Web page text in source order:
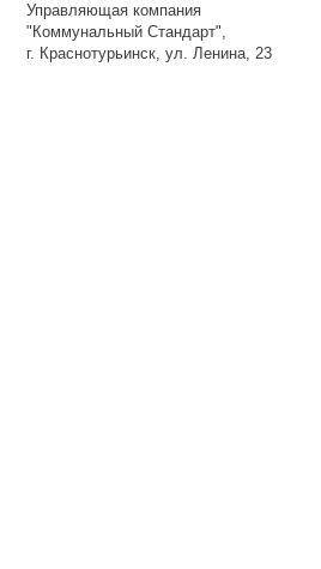
Управляющая компания
"Коммунальный Стандарт",
г. Краснотурьинск, ул. Ленина, 23